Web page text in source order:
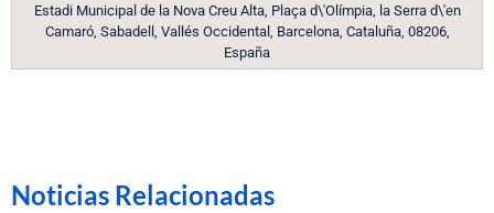
Estadi Municipal de la Nova Creu Alta, Plaça d\'Olímpia, la Serra d\'en
Camaró, Sabadell, Vallés Occidental, Barcelona, Cataluña, 08206,
España
Noticias Relacionadas